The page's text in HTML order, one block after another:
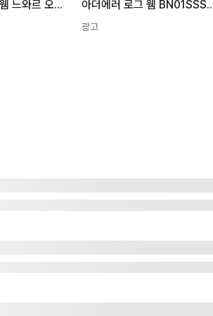
아더에러 로그 웸 느와르 오프 화이트 스니커즈 BN01SSSN0102OW 아더에러 로그 웸
광고